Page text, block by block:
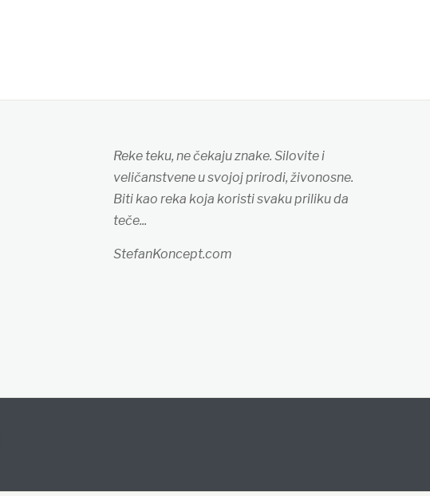
Reke teku, ne čekaju znake. Silovite i
veličanstvene u svojoj prirodi, živonosne.
Biti kao reka koja koristi svaku priliku da
teče...
StefanKoncept.com